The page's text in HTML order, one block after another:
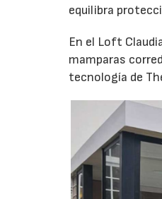
equilibra
En el Loft
mamparas
tecnología de